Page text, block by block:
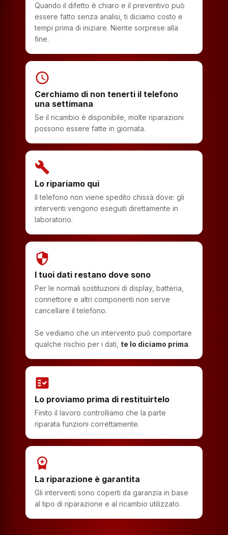
Quando il difetto è chiaro e il preventivo può
essere fatto senza analisi, ti diciamo costo e
tempi prima di iniziare. Niente sorprese alla
fine.
schedule
Cerchiamo di non tenerti il telefono
una settimana
Se il ricambio è disponibile, molte riparazioni
possono essere fatte in giornata.
build
Lo ripariamo qui
Il telefono non viene spedito chissà dove: gli
interventi vengono eseguiti direttamente in
laboratorio.
security
I tuoi dati restano dove sono
Per le normali sostituzioni di display, batteria,
connettore e altri componenti non serve
cancellare il telefono.
Se vediamo che un intervento può comportare
qualche rischio per i dati, te lo diciamo prima.
fact_check
Lo proviamo prima di restituirtelo
Finito il lavoro controlliamo che la parte
riparata funzioni correttamente.
workspace_premium
La riparazione è garantita
Gli interventi sono coperti da garanzia in base
al tipo di riparazione e al ricambio utilizzato.